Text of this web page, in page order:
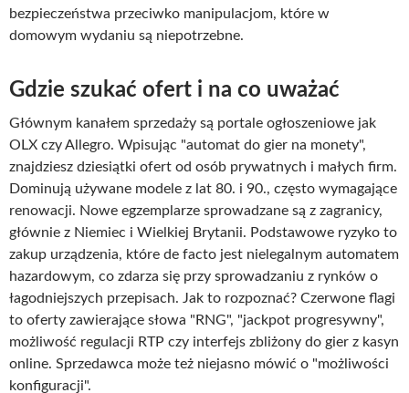
bezpieczeństwa przeciwko manipulacjom, które w
domowym wydaniu są niepotrzebne.
Gdzie szukać ofert i na co uważać
Głównym kanałem sprzedaży są portale ogłoszeniowe jak
OLX czy Allegro. Wpisując "automat do gier na monety",
znajdziesz dziesiątki ofert od osób prywatnych i małych firm.
Dominują używane modele z lat 80. i 90., często wymagające
renowacji. Nowe egzemplarze sprowadzane są z zagranicy,
głównie z Niemiec i Wielkiej Brytanii. Podstawowe ryzyko to
zakup urządzenia, które de facto jest nielegalnym automatem
hazardowym, co zdarza się przy sprowadzaniu z rynków o
łagodniejszych przepisach. Jak to rozpoznać? Czerwone flagi
to oferty zawierające słowa "RNG", "jackpot progresywny",
możliwość regulacji RTP czy interfejs zbliżony do gier z kasyn
online. Sprzedawca może też niejasno mówić o "możliwości
konfiguracji".